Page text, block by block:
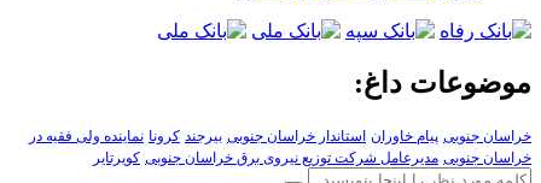
موضوعات داغ:
خراسان جنوبی پیام خاوران استاندار خراسان جنوبی بیرجند کرونا نماینده ولی فقیه در
خراسان جنوبی مدیرعامل شرکت توزیع نیروی برق خراسان جنوبی کویرتایر